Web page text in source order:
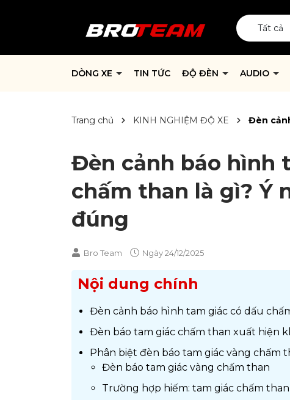
Tất cả
DÒNG XE TIN TỨC ĐỘ ĐÈN AUDIO
Trang chủ KINH NGHIỆM ĐỘ XE Đèn
Đèn cảnh báo hình
chấm than là gì? Ý
đúng
Bro Team Ngày24/12/2025
Nội dung chính
Đèn cảnh báo hình tam giác có dấu
Đèn báo tam giác chấm than xuất hiện
Phân biệt đèn báo tam giác vàng chấm
Đèn báo tam giác vàng chấm than
Trường hợp hiếm: tam giác chấm